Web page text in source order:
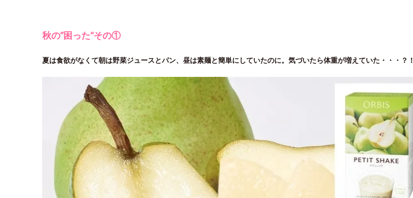
秋の”困った“その①
夏は食欲がなくて朝は野菜ジュースとパン、昼は素麺と簡単にしていたのに。気づいたら体重が増えていた・・・？！